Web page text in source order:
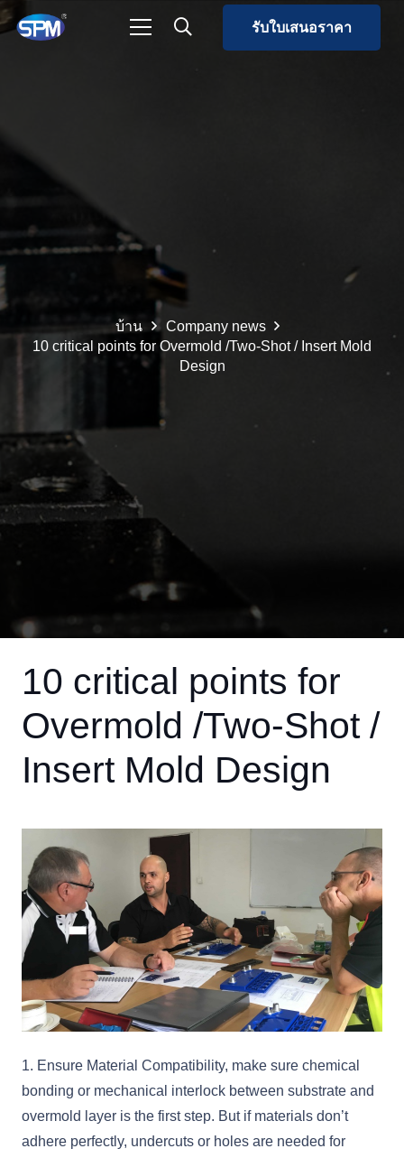
รับใบเสนอราคา
บ้าน
Company news
10 critical points for Overmold /Two-Shot / Insert Mold
Design
10 critical points for
Overmold /Two-Shot /
Insert Mold Design
1. Ensure Material Compatibility, make sure chemical
bonding or mechanical interlock between substrate and
overmold layer is the first step. But if materials don’t
adhere perfectly, undercuts or holes are needed for